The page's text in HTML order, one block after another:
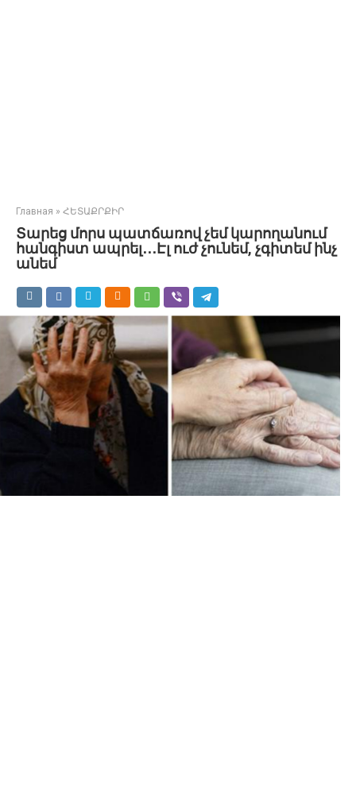
Главная » ՀԵՏԱՔՐՔԻՐ
Տարեց մորս պատճառով չեմ կարողանում
հանգիստ ապրել․․․Էլ ուժ չունեմ, չգիտեմ ինչ
անեմ